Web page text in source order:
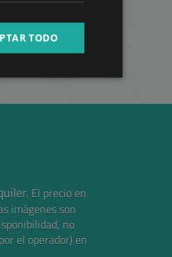
El precio en
imágenes son
no
el operador) en
ARABIC
TODO